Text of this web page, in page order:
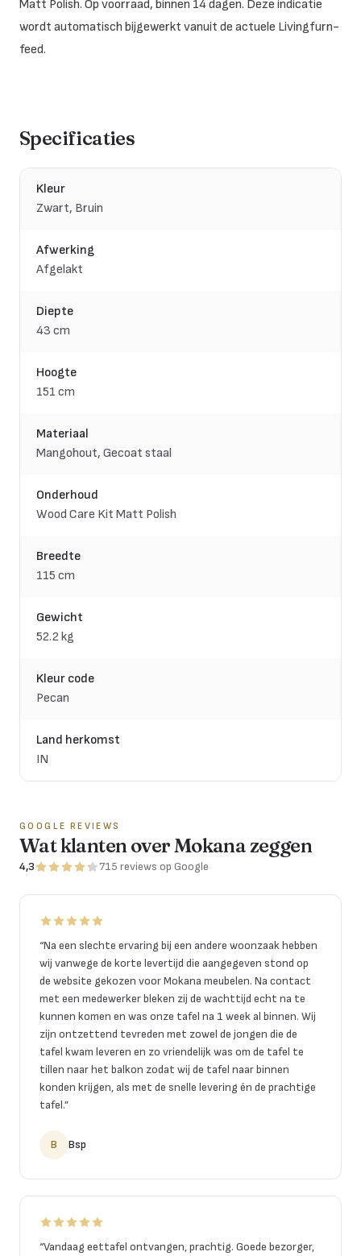
Matt Polish. Op voorraad, binnen 14 dagen. Deze indicatie
wordt automatisch bijgewerkt vanuit de actuele Livingfurn-
feed.
Specificaties
Kleur
Zwart, Bruin
Afwerking
Afgelakt
Diepte
43 cm
Hoogte
151 cm
Materiaal
Mangohout, Gecoat staal
Onderhoud
Wood Care Kit Matt Polish
Breedte
115 cm
Gewicht
52.2 kg
Kleur code
Pecan
Land herkomst
IN
GOOGLE REVIEWS
Wat klanten over Mokana zeggen
4,3 715 reviews op Google
“Na een slechte ervaring bij een andere woonzaak hebben
wij vanwege de korte levertijd die aangegeven stond op
de website gekozen voor Mokana meubelen. Na contact
met een medewerker bleken zij de wachttijd echt na te
kunnen komen en was onze tafel na 1 week al binnen. Wij
zijn ontzettend tevreden met zowel de jongen die de
tafel kwam leveren en zo vriendelijk was om de tafel te
tillen naar het balkon zodat wij de tafel naar binnen
konden krijgen, als met de snelle levering én de prachtige
tafel.”
B Bsp
“Vandaag eettafel ontvangen, prachtig. Goede bezorger,